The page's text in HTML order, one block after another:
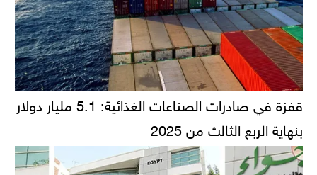
قفزة في صادرات الصناعات الغذائية: 5.1 مليار دولار
بنهاية الربع الثالث من 2025